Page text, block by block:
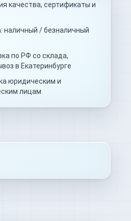
качества, сертификаты и
наличный / безналичный
по РФ со склада,
в Екатеринбурге
юридическим и
лицам